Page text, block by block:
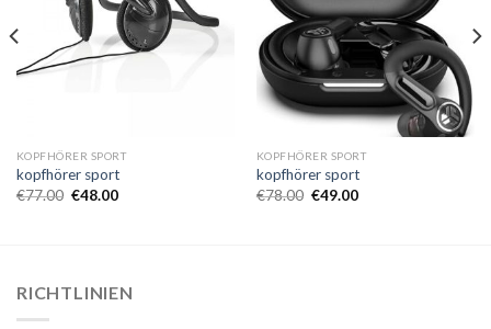
KOPFHÖRER SPORT
kopfhörer sport
€77.00 €48.00
KOPFHÖRER SPORT
kopfhörer sport
€78.00 €49.00
RICHTLINIEN